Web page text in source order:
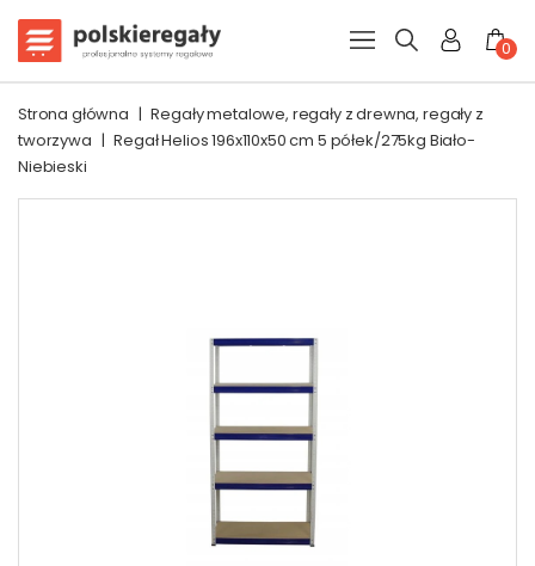
0
Strona główna | Regały metalowe, regały z drewna, regały z
tworzywa | Regał Helios 196x110x50 cm 5 półek/275kg Biało-
Niebieski